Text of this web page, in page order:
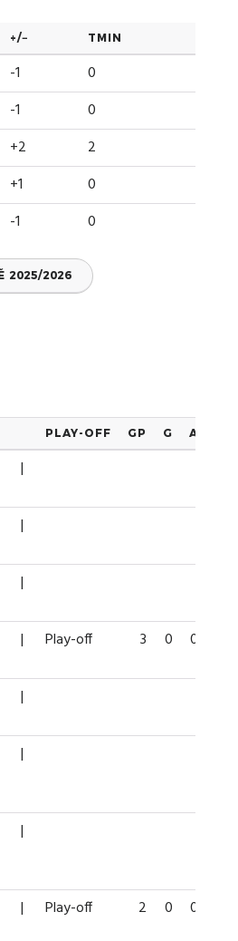
+/− TMIN
-1 0
-1 0
+2 2
+1 0
-1 0
2025/2026
PLAY-OFF GP G A
|
|
|
| Play-off 3 0 0
|
|
|
| Play-off 2 0 0